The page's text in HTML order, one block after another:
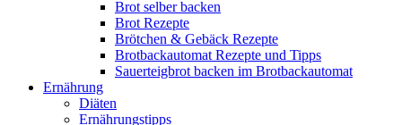
Brot selber backen
Brot Rezepte
Brötchen & Gebäck Rezepte
Brotbackautomat Rezepte und Tipps
Sauerteigbrot backen im Brotbackautomat
Ernährung
Diäten
Ernährungstipps